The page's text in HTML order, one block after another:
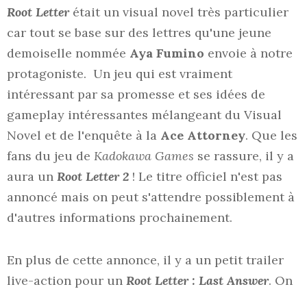
Root Letter était un visual novel très particulier
car tout se base sur des lettres qu'une jeune
demoiselle nommée Aya Fumino envoie à notre
protagoniste. Un jeu qui est vraiment
intéressant par sa promesse et ses idées de
gameplay intéressantes mélangeant du Visual
Novel et de l'enquête à la Ace Attorney. Que les
fans du jeu de Kadokawa Games se rassure, il y a
aura un Root Letter 2 ! Le titre officiel n'est pas
annoncé mais on peut s'attendre possiblement à
d'autres informations prochainement.
En plus de cette annonce, il y a un petit trailer
live-action pour un Root Letter : Last Answer. On